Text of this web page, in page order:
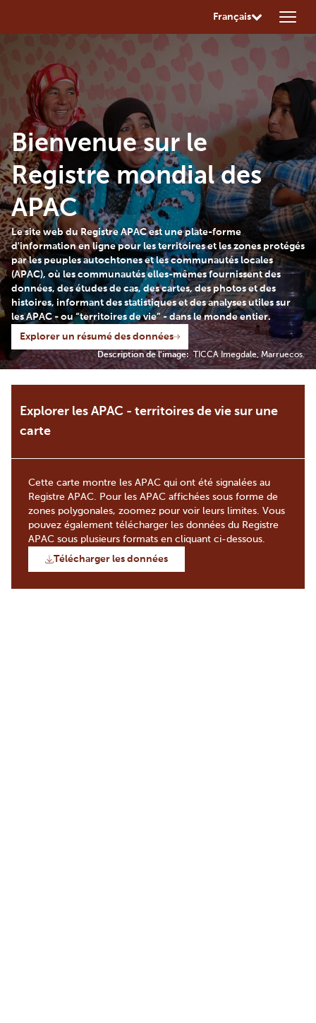
Français
Bienvenue sur le
Registre mondial des
APAC
Le site web du Registre APAC est une plate-forme
d'information en ligne pour les territoires et les zones protégés
par les peuples autochtones et les communautés locales
(APAC), où les communautés elles-mêmes fournissent des
données, des études de cas, des cartes, des photos et des
histoires, informant des statistiques et des analyses utiles sur
les APAC - ou “territoires de vie” - dans le monde entier.
Explorer un résumé des données
Description de l'image: TICCA Imegdale, Marruecos.
Explorer les APAC - territoires de vie sur une
carte
Cette carte montre les APAC qui ont été signalées au
Registre APAC. Pour les APAC affichées sous forme de
zones polygonales, zoomez pour voir leurs limites. Vous
pouvez également télécharger les données du Registre
APAC sous plusieurs formats en cliquant ci-dessous.
Télécharger les données